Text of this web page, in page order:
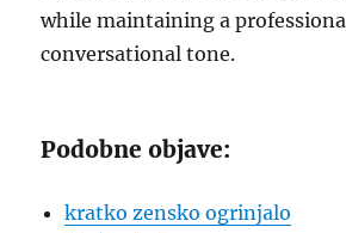
while maintaining a
conversational tone.
Podobne objave:
kratko zensko ogrinjalo